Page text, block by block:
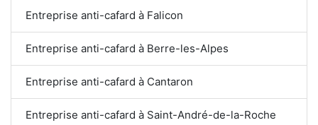
Entreprise anti-cafard à Falicon
Entreprise anti-cafard à Berre-les-Alpes
Entreprise anti-cafard à Cantaron
Entreprise anti-cafard à Saint-André-de-la-Roche